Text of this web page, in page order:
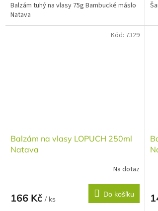
Balzám tuhý na vlasy 75g Bambucké máslo
Natava
Balzám na vlasy LOPUCH 250ml
Natava
Na dotaz
166 Kč / ks
Do košíku
Kód: 7329